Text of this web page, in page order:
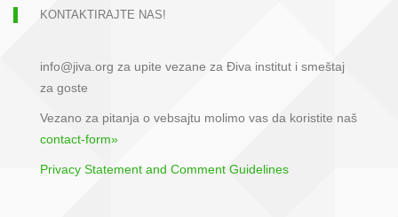
KONTAKTIRAJTE NAS!
info@jiva.org za upite vezane za Điva institut i smeštaj
za goste
Vezano za pitanja o vebsajtu molimo vas da koristite naš
contact-form»
Privacy Statement and Comment Guidelines